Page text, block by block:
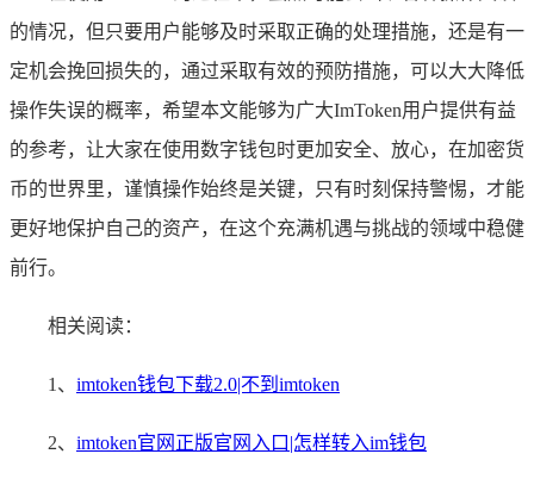
的情况，但只要用户能够及时采取正确的处理措施，还是有一
定机会挽回损失的，通过采取有效的预防措施，可以大大降低
操作失误的概率，希望本文能够为广大ImToken用户提供有益
的参考，让大家在使用数字钱包时更加安全、放心，在加密货
币的世界里，谨慎操作始终是关键，只有时刻保持警惕，才能
更好地保护自己的资产，在这个充满机遇与挑战的领域中稳健
前行。
相关阅读：
1、 imtoken钱包下载2.0|不到imtoken
2、 imtoken官网正版官网入口|怎样转入im钱包